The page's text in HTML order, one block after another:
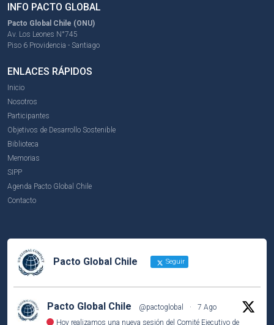
INFO PACTO GLOBAL
Pacto Global Chile (ONU)
Av. Los Leones N°745
Piso 6 Providencia - Santiago
ENLACES RÁPIDOS
Inicio
Nosotros
Participantes
Objetivos de Desarrollo Sostenible
Biblioteca
Memorias
SIPP
Agenda Pacto Global Chile
Contacto
Pacto Global Chile Seguir
Pacto Global Chile @pactoglobal ·
7 Ago
Hoy realizamos una nueva sesión del Comité Ejecutivo de